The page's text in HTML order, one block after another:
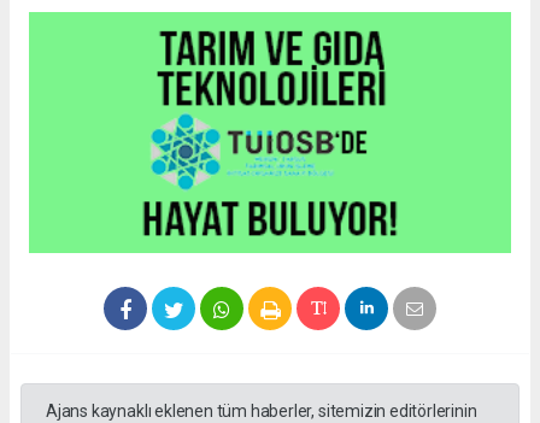
Ajans kaynaklı eklenen tüm haberler, sitemizin editörlerinin